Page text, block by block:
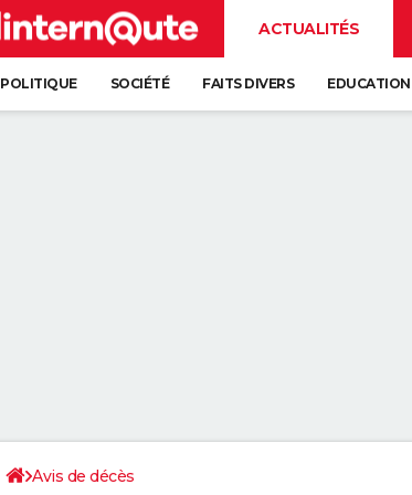
ACTUALITÉS
POLITIQUE SOCIÉTÉ FAITS DIVERS EDUCATION
Avis de décès